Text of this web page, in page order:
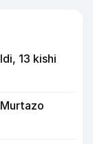
13 kishi